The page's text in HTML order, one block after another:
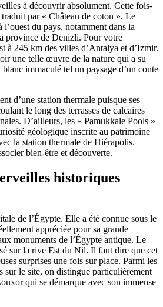
à découvrir absolument. Cette fois-
par « Château de coton ». Le
l’ouest du pays, notamment dans la
province de Denizli. Pour votre
à 245 km des villes d’Antalya et d’Izmir.
une telle œuvre de la nature qui a su
immaculé tel un paysage d’un conte
d’une station thermale puisque ses
le long des terrasses de calcaires
D’ailleurs, les « Pamukkale Pools »
géologique inscrite au patrimoine
la station thermale de Hiérapolis.
bien-être et découverte.
historiques
de l’Égypte. Elle a été connue sous le
appréciée pour sa grande
monuments de l’Égypte antique. Le
sur la rive Est du Nil. Il faut dire que cet
surprises une fois sur place. Parmi les
sur le site, on distingue particulièrement
qui se démarque avec son immense